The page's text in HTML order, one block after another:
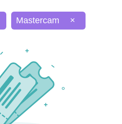
Mastercam ×